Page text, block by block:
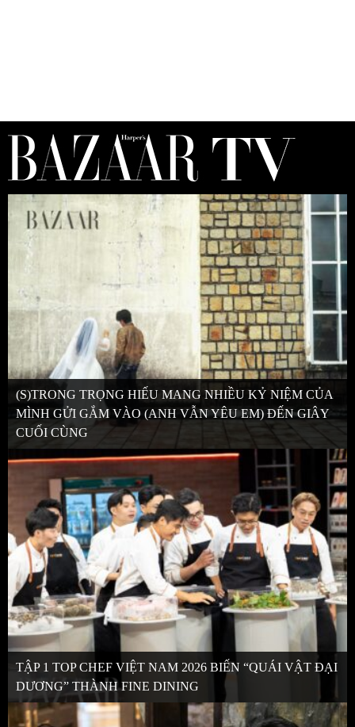
(S)TRONG TRỌNG HIẾU MANG NHIỀU KỶ NIỆM CỦA
MÌNH GỬI GẮM VÀO (ANH VẪN YÊU EM) ĐẾN GIÂY
CUỐI CÙNG
TẬP 1 TOP CHEF VIỆT NAM 2026 BIẾN “QUÁI VẬT ĐẠI
DƯƠNG” THÀNH FINE DINING